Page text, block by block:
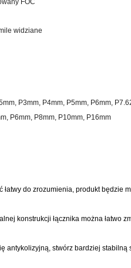
FOC
widziane
P3mm, P4mm, P5mm, P6mm,
P6mm, P8mm, P10mm, P16mm
łatwy do zrozumienia, produkt będzie
konstrukcji łącznika można łatwo
antykolizyjną, stwórz bardziej